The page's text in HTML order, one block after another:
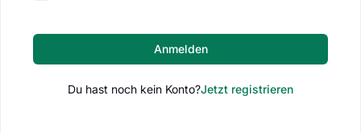
Anmelden
Du hast noch kein Konto?Jetzt registrieren